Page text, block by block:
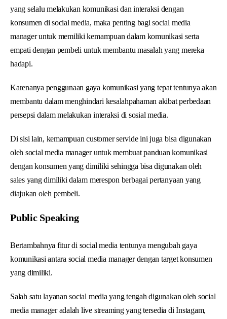
yang selalu melakukan komunikasi dan interaksi dengan
konsumen di social media, maka penting bagi social media
manager untuk memiliki kemampuan dalam komunikasi serta
empati dengan pembeli untuk membantu masalah yang mereka
hadapi.
Karenanya penggunaan gaya komunikasi yang tepat tentunya akan
membantu dalam menghindari kesalahpahaman akibat perbedaan
persepsi dalam melakukan interaksi di sosial media.
Di sisi lain, kemampuan customer servide ini juga bisa digunakan
oleh social media manager untuk membuat panduan komunikasi
dengan konsumen yang dimiliki sehingga bisa digunakan oleh
sales yang dimiliki dalam merespon berbagai pertanyaan yang
diajukan oleh pembeli.
Public Speaking
Bertambahnya fitur di social media tentunya mengubah gaya
komunikasi antara social media manager dengan target konsumen
yang dimiliki.
Salah satu layanan social media yang tengah digunakan oleh social
media manager adalah live streaming yang tersedia di Instagam,